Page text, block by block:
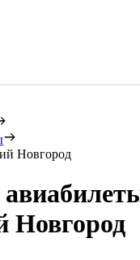
Новгород
Новгород